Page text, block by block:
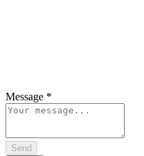
Message *
Send